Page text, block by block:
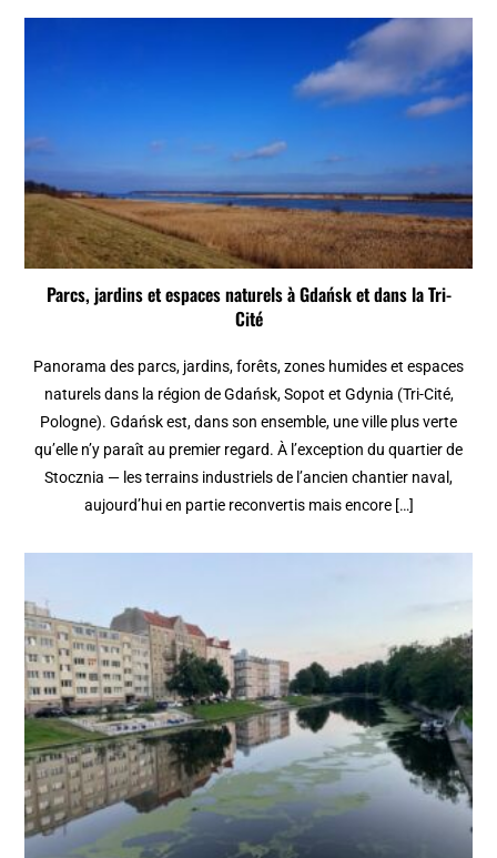
Parcs, jardins et espaces naturels à Gdańsk et dans la Tri-
Cité
Panorama des parcs, jardins, forêts, zones humides et espaces
naturels dans la région de Gdańsk, Sopot et Gdynia (Tri-Cité,
Pologne). Gdańsk est, dans son ensemble, une ville plus verte
qu’elle n’y paraît au premier regard. À l’exception du quartier de
Stocznia — les terrains industriels de l’ancien chantier naval,
aujourd’hui en partie reconvertis mais encore […]